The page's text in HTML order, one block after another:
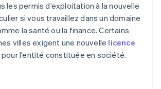
les permis d’exploitation à la nouvelle
si vous travaillez dans un domaine
la santé ou la finance. Certains
villes exigent une nouvelle licence
pour l’entité constituée en société.